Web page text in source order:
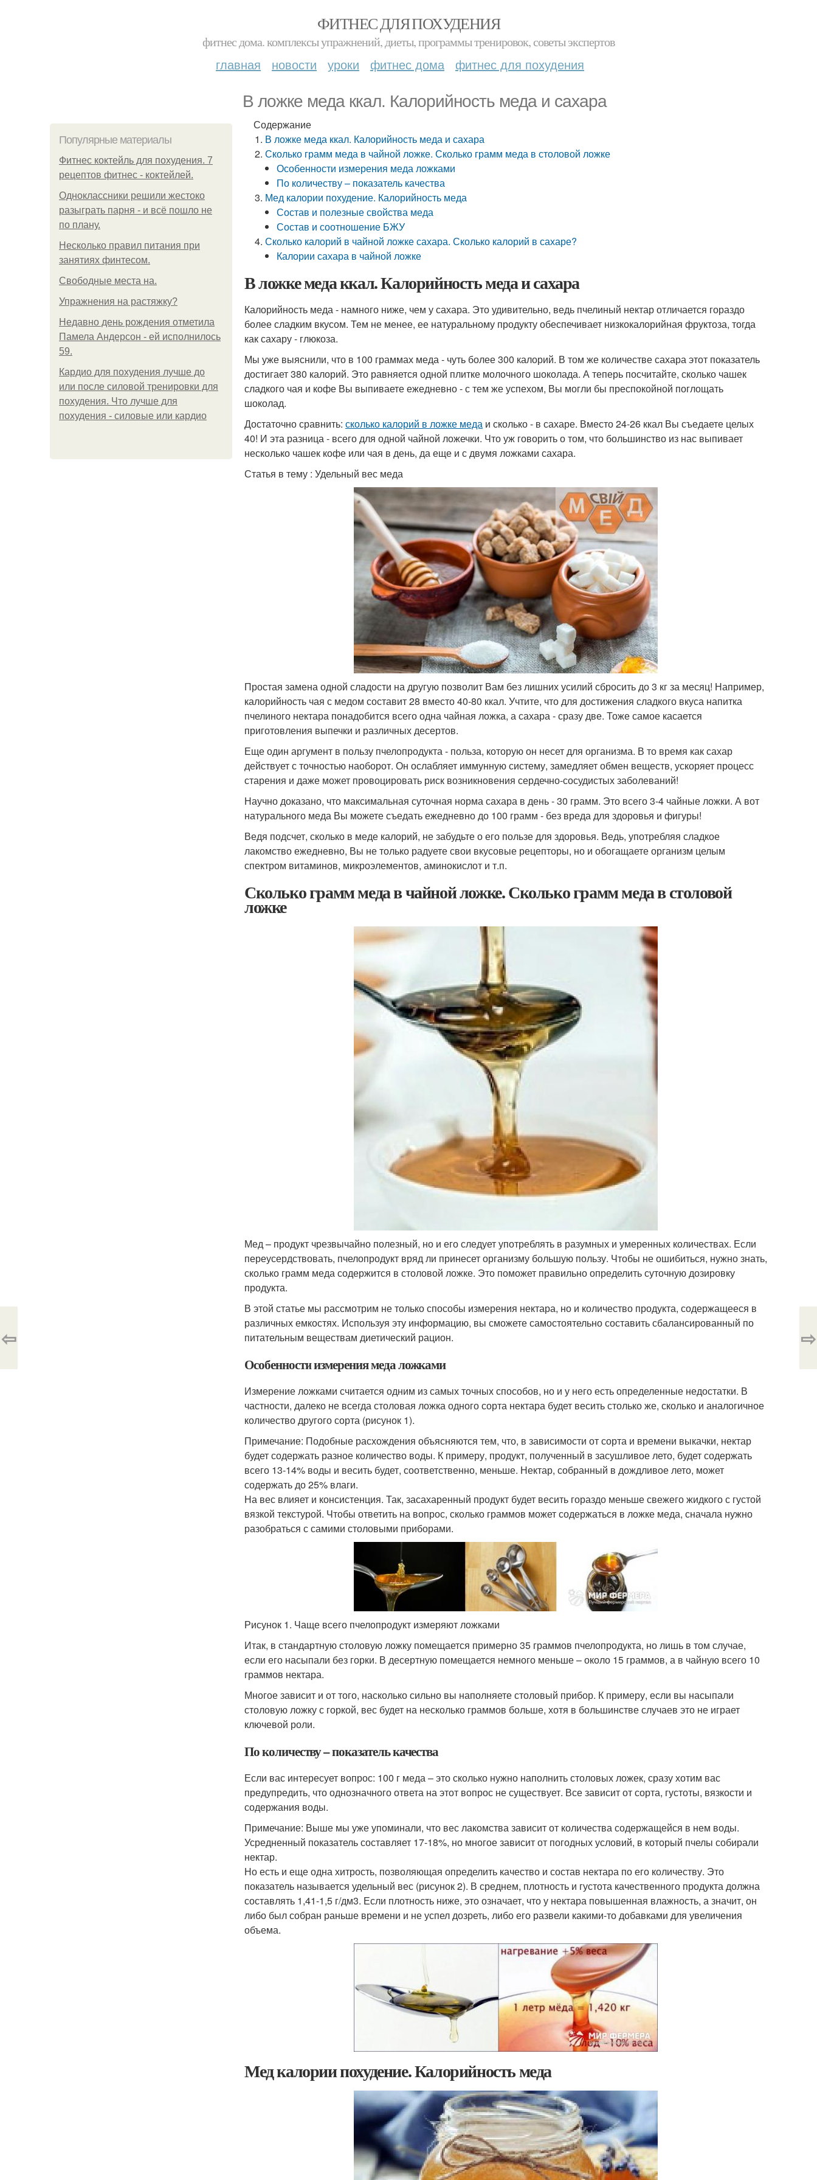
ФИТНЕС ДЛЯ ПОХУДЕНИЯ
фитнес дома. комплексы упражнений, диеты, программы тренировок, советы экспертов
главная новости уроки фитнес дома фитнес для похудения
В ложке меда ккал. Калорийность меда и сахара
Популярные материалы
Фитнес коктейль для похудения. 7
рецептов фитнес - коктейлей.
Одноклассники решили жестоко
разыграть парня - и всё пошло не
по плану.
Несколько правил питания при
занятиях финтесом.
Свободные места на.
Упражнения на растяжку?
Недавно день рождения отметила
Памела Андерсон - ей исполнилось
59.
Кардио для похудения лучше до
или после силовой тренировки для
похудения. Что лучше для
похудения - силовые или кардио
Содержание
В ложке меда ккал. Калорийность меда и сахара
Сколько грамм меда в чайной ложке. Сколько грамм меда в столовой ложке
Особенности измерения меда ложками
По количеству – показатель качества
Мед калории похудение. Калорийность меда
Состав и полезные свойства меда
Состав и соотношение БЖУ
Сколько калорий в чайной ложке сахара. Сколько калорий в сахаре?
Калории сахара в чайной ложке
В ложке меда ккал. Калорийность меда и сахара
Калорийность меда - намного ниже, чем у сахара. Это удивительно, ведь пчелиный нектар отличается гораздо
более сладким вкусом. Тем не менее, ее натуральному продукту обеспечивает низкокалорийная фруктоза, тогда
как сахару - глюкоза.
Мы уже выяснили, что в 100 граммах меда - чуть более 300 калорий. В том же количестве сахара этот показатель
достигает 380 калорий. Это равняется одной плитке молочного шоколада. А теперь посчитайте, сколько чашек
сладкого чая и кофе Вы выпиваете ежедневно - с тем же успехом, Вы могли бы преспокойной поглощать
шоколад.
Достаточно сравнить: сколько калорий в ложке меда и сколько - в сахаре. Вместо 24-26 ккал Вы съедаете целых
40! И эта разница - всего для одной чайной ложечки. Что уж говорить о том, что большинство из нас выпивает
несколько чашек кофе или чая в день, да еще и с двумя ложками сахара.
Статья в тему : Удельный вес меда
Простая замена одной сладости на другую позволит Вам без лишних усилий сбросить до 3 кг за месяц! Например,
калорийность чая с медом составит 28 вместо 40-80 ккал. Учтите, что для достижения сладкого вкуса напитка
пчелиного нектара понадобится всего одна чайная ложка, а сахара - сразу две. Тоже самое касается
приготовления выпечки и различных десертов.
Еще один аргумент в пользу пчелопродукта - польза, которую он несет для организма. В то время как сахар
действует с точностью наоборот. Он ослабляет иммунную систему, замедляет обмен веществ, ускоряет процесс
старения и даже может провоцировать риск возникновения сердечно-сосудистых заболеваний!
Научно доказано, что максимальная суточная норма сахара в день - 30 грамм. Это всего 3-4 чайные ложки. А вот
натурального меда Вы можете съедать ежедневно до 100 грамм - без вреда для здоровья и фигуры!
Ведя подсчет, сколько в меде калорий, не забудьте о его пользе для здоровья. Ведь, употребляя сладкое
лакомство ежедневно, Вы не только радуете свои вкусовые рецепторы, но и обогащаете организм целым
спектром витаминов, микроэлементов, аминокислот и т.п.
Сколько грамм меда в чайной ложке. Сколько грамм меда в столовой
ложке
Мед – продукт чрезвычайно полезный, но и его следует употреблять в разумных и умеренных количествах. Если
переусердствовать, пчелопродукт вряд ли принесет организму большую пользу. Чтобы не ошибиться, нужно знать,
сколько грамм меда содержится в столовой ложке. Это поможет правильно определить суточную дозировку
продукта.
В этой статье мы рассмотрим не только способы измерения нектара, но и количество продукта, содержащееся в
различных емкостях. Используя эту информацию, вы сможете самостоятельно составить сбалансированный по
питательным веществам диетический рацион.
Особенности измерения меда ложками
Измерение ложками считается одним из самых точных способов, но и у него есть определенные недостатки. В
частности, далеко не всегда столовая ложка одного сорта нектара будет весить столько же, сколько и аналогичное
количество другого сорта (рисунок 1).
Примечание: Подобные расхождения объясняются тем, что, в зависимости от сорта и времени выкачки, нектар
будет содержать разное количество воды. К примеру, продукт, полученный в засушливое лето, будет содержать
всего 13-14% воды и весить будет, соответственно, меньше. Нектар, собранный в дождливое лето, может
содержать до 25% влаги.
На вес влияет и консистенция. Так, засахаренный продукт будет весить гораздо меньше свежего жидкого с густой
вязкой текстурой. Чтобы ответить на вопрос, сколько граммов может содержаться в ложке меда, сначала нужно
разобраться с самими столовыми приборами.
Рисунок 1. Чаще всего пчелопродукт измеряют ложками
Итак, в стандартную столовую ложку помещается примерно 35 граммов пчелопродукта, но лишь в том случае,
если его насыпали без горки. В десертную помещается немного меньше – около 15 граммов, а в чайную всего 10
граммов нектара.
Многое зависит и от того, насколько сильно вы наполняете столовый прибор. К примеру, если вы насыпали
столовую ложку с горкой, вес будет на несколько граммов больше, хотя в большинстве случаев это не играет
ключевой роли.
По количеству – показатель качества
Если вас интересует вопрос: 100 г меда – это сколько нужно наполнить столовых ложек, сразу хотим вас
предупредить, что однозначного ответа на этот вопрос не существует. Все зависит от сорта, густоты, вязкости и
содержания воды.
Примечание: Выше мы уже упоминали, что вес лакомства зависит от количества содержащейся в нем воды.
Усредненный показатель составляет 17-18%, но многое зависит от погодных условий, в который пчелы собирали
нектар.
Но есть и еще одна хитрость, позволяющая определить качество и состав нектара по его количеству. Это
показатель называется удельный вес (рисунок 2). В среднем, плотность и густота качественного продукта должна
составлять 1,41-1,5 г/дм3. Если плотность ниже, это означает, что у нектара повышенная влажность, а значит, он
либо был собран раньше времени и не успел дозреть, либо его развели какими-то добавками для увеличения
объема.
Мед калории похудение. Калорийность меда
⇦ ⇨